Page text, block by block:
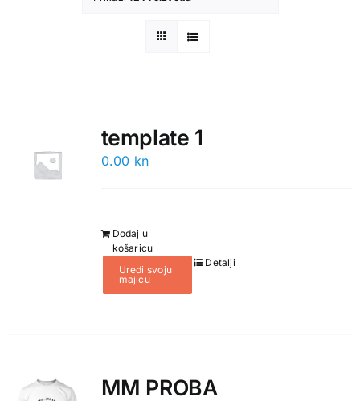
Lokacija
template 1
0.00 kn
Dodaj u
košaricu
Uredi svoju
majicu
Detalji
MM PROBA